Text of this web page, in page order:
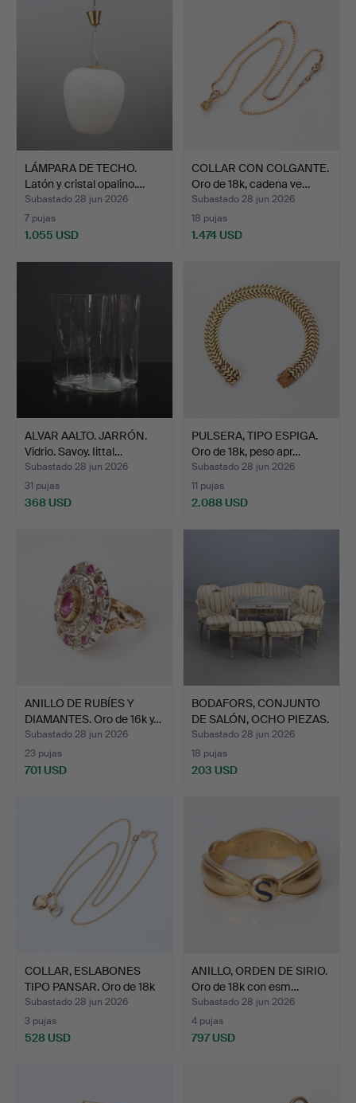
LÁMPARA DE TECHO.
Latón y cristal opalino.…
Subastado 28 jun 2026
7 pujas
1.055 USD
COLLAR CON COLGANTE.
Oro de 18k, cadena ve…
Subastado 28 jun 2026
18 pujas
1.474 USD
ALVAR AALTO. JARRÓN.
Vidrio. Savoy. Iittal…
Subastado 28 jun 2026
31 pujas
368 USD
PULSERA, TIPO ESPIGA.
Oro de 18k, peso apr…
Subastado 28 jun 2026
11 pujas
2.088 USD
ANILLO DE RUBÍES Y
DIAMANTES. Oro de 16k y…
Subastado 28 jun 2026
23 pujas
701 USD
BODAFORS, CONJUNTO
DE SALÓN, OCHO PIEZAS.
…
Subastado 28 jun 2026
18 pujas
203 USD
COLLAR, ESLABONES
TIPO PANSAR. Oro de 18k
…
Subastado 28 jun 2026
3 pujas
528 USD
ANILLO, ORDEN DE SIRIO.
Oro de 18k con esm…
Subastado 28 jun 2026
4 pujas
797 USD